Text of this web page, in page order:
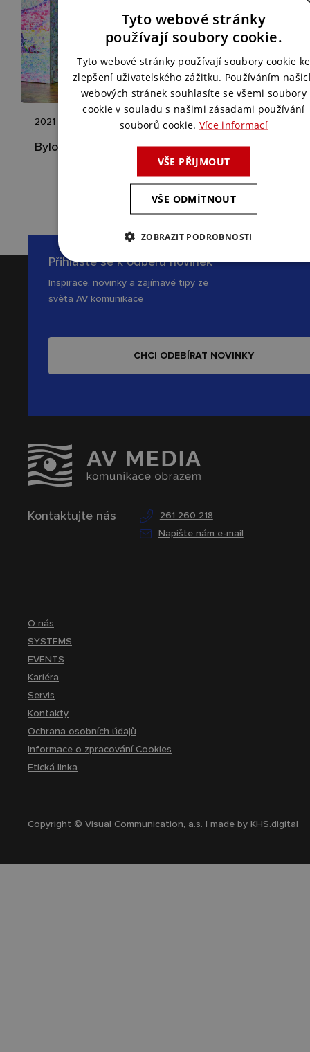
2021
Bylo Nebylo
Kontaktujte nás
261 260 218
Napište nám e-mail
Přihlaste se k odběru novinek
Inspirace, novinky a zajímavé tipy ze
světa AV komunikace
CHCI ODEBÍRAT NOVINKY
O nás
SYSTEMS
EVENTS
Kariéra
Servis
Kontakty
Ochrana osobních údajů
Informace o zpracování Cookies
Etická linka
Copyright © Visual Communication, a.s. | made byKHS.digital
ENGLISH
Tyto webové stránky
používají soubory cookie.
Tyto webové stránky používají soubory cookie ke
zlepšení uživatelského zážitku. Používáním
webových stránek souhlasíte se všemi soubory
cookie v souladu s našimi zásadami používání
souborů cookie. Více informací
VŠE PŘIJMOUT
VŠE ODMÍTNOUT
ZOBRAZIT PODROBNOSTI